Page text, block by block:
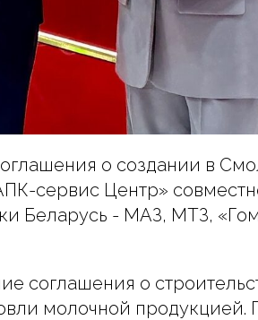
о создании в
сервис Центр»
Беларусь - МАЗ, МТЗ,
соглашения о
молочной